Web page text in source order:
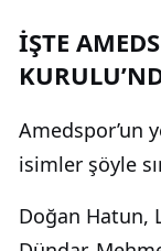
İŞTE
Amedspor’un
isimler şöyle
Doğan Hatun,